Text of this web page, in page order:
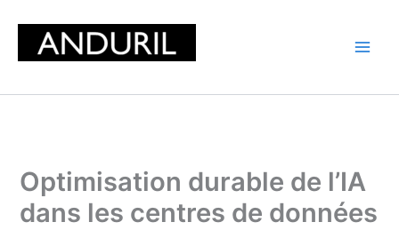
content
Optimisation durable de l’IA
dans les centres de données